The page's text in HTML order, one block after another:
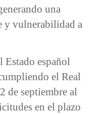
una
y vulnerabilidad a
español
el Real
de septiembre al
en el plazo